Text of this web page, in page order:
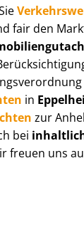
fair den
in
zur
bei
freuen uns